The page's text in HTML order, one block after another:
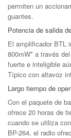
permiten un
guantes.
Potencia de salida
El amplificador BTL
800mW* a través
fuerte e inteligible
Típico con altavoz
Largo tiempo de
Con el paquete de
ofrece 20 horas de
cuando se utiliza
BP-264, el radio